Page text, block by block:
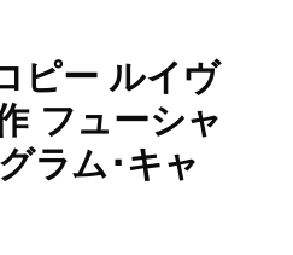
ピー ルイヴ
フューシャ
ラム･キャ